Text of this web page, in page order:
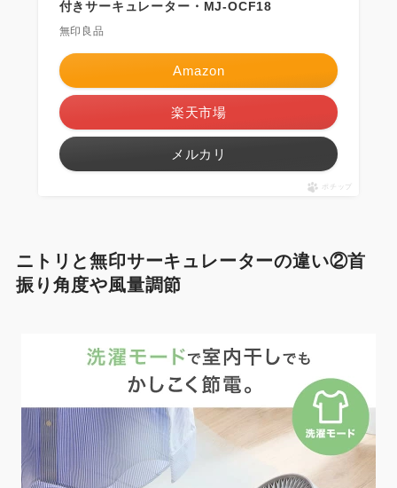
付きサーキュレーター・MJ-OCF18
無印良品
Amazon
楽天市場
メルカリ
ポチップ
ニトリと無印サーキュレーターの違い②首
振り角度や風量調節